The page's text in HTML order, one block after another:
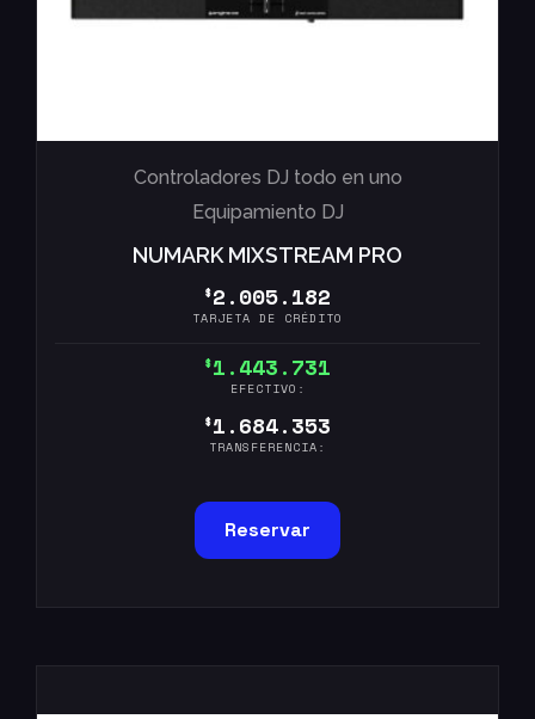
Controladores DJ todo en uno
Equipamiento DJ
NUMARK MIXSTREAM PRO
$2.005.182
TARJETA DE CRÉDITO
$1.443.731
EFECTIVO:
$1.684.353
TRANSFERENCIA:
Reservar